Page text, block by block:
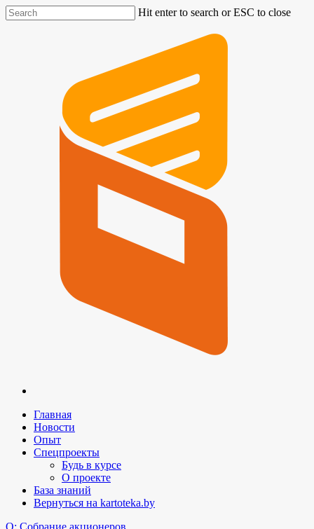
Hit enter to search or ESC to close
Главная
Новости
Опыт
Спецпроекты
Будь в курсе
О проекте
База знаний
Вернуться на kartoteka.by
O: Собрание акционеров